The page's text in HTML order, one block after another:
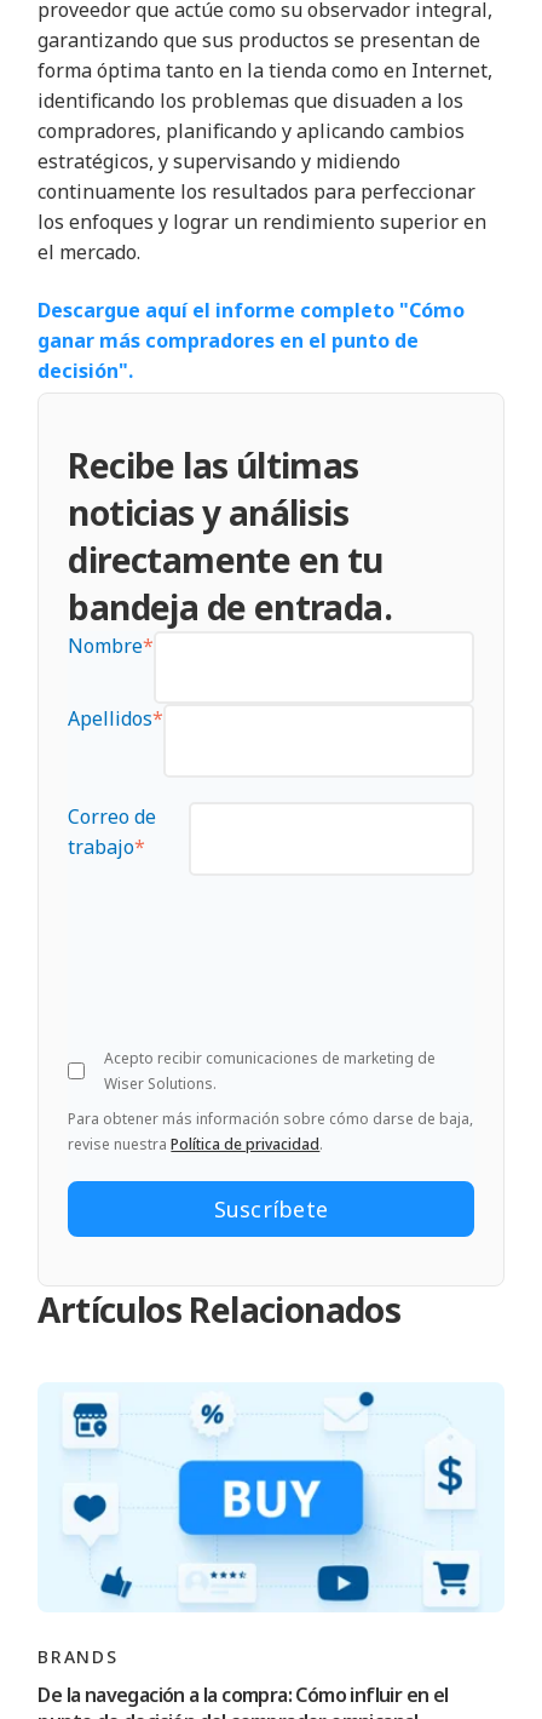
proveedor que actúe como su observador integral,
garantizando que sus productos se presentan de
forma óptima tanto en la tienda como en Internet,
identificando los problemas que disuaden a los
compradores, planificando y aplicando cambios
estratégicos, y supervisando y midiendo
continuamente los resultados para perfeccionar
los enfoques y lograr un rendimiento superior en
el mercado.
Descargue aquí el informe completo "Cómo
ganar más compradores en el punto de
decisión".
Recibe las últimas
noticias y análisis
directamente en tu
bandeja de entrada.
Nombre*
Apellidos*
Correo de
trabajo*
Acepto recibir comunicaciones de marketing de
Wiser Solutions.
Para obtener más información sobre cómo darse de baja,
revise nuestraPolítica de privacidad.
Artículos Relacionados
BRANDS
De la navegación a la compra: Cómo influir en el